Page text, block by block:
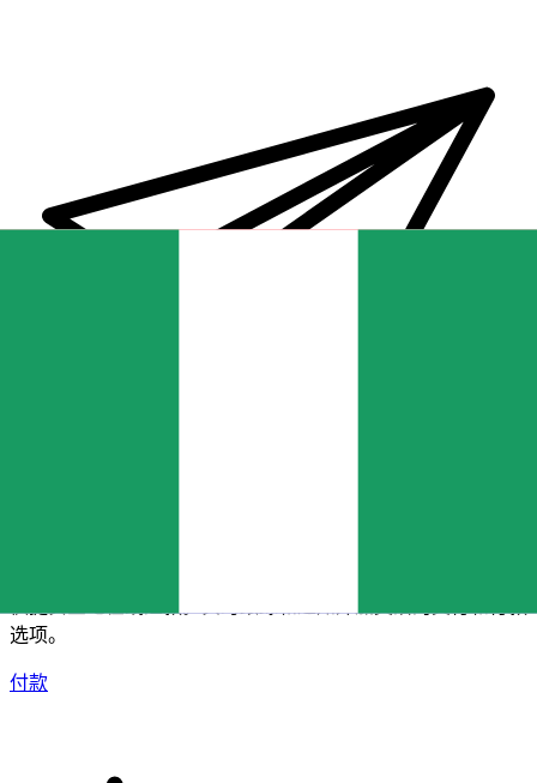
选项。
付款